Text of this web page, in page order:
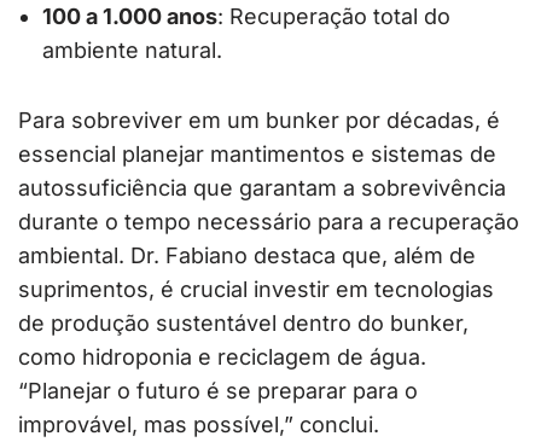
100 a 1.000 anos: Recuperação total do
ambiente natural.
Para sobreviver em um bunker por décadas, é
essencial planejar mantimentos e sistemas de
autossuficiência que garantam a sobrevivência
durante o tempo necessário para a recuperação
ambiental. Dr. Fabiano destaca que, além de
suprimentos, é crucial investir em tecnologias
de produção sustentável dentro do bunker,
como hidroponia e reciclagem de água.
“Planejar o futuro é se preparar para o
improvável, mas possível,” conclui.